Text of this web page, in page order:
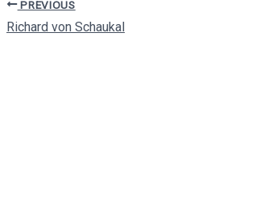
PREVIOUS
Richard von Schaukal